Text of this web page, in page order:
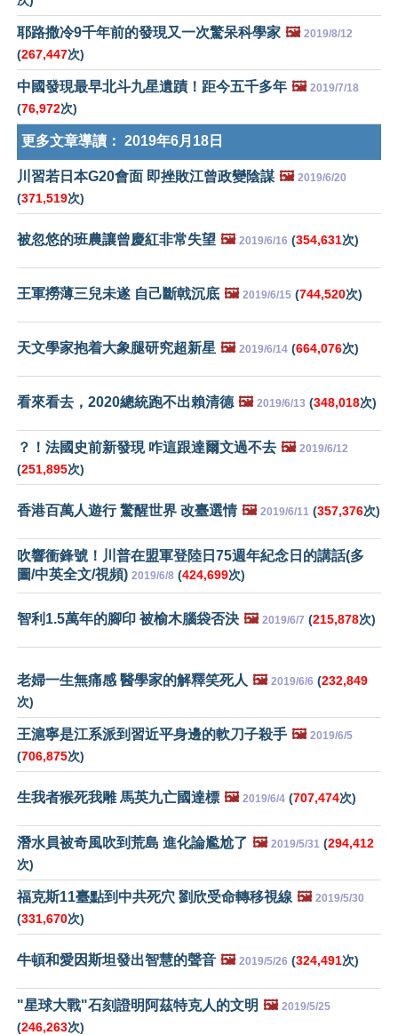
耶路撒冷9千年前的發現又一次驚呆科學家 🖼️ 2019/8/12
(267,447次)
中國發現最早北斗九星遺蹟！距今五千多年 🖼️ 2019/7/18
(76,972次)
更多文章導讀： 2019年6月18日
川習若日本G20會面 即挫敗江曾政變陰謀 🖼️ 2019/6/20
(371,519次)
被忽悠的班農讓曾慶紅非常失望 🖼️ 2019/6/16 (354,631次)
王軍撈薄三兒未遂 自己斷戟沉底 🖼️ 2019/6/15 (744,520次)
天文學家抱着大象腿研究超新星 🖼️ 2019/6/14 (664,076次)
看來看去，2020總統跑不出賴清德 🖼️ 2019/6/13 (348,018次)
？！法國史前新發現 咋這跟達爾文過不去 🖼️ 2019/6/12
(251,895次)
香港百萬人遊行 驚醒世界 改臺選情 🖼️ 2019/6/11 (357,376次)
吹響衝鋒號！川普在盟軍登陸日75週年紀念日的講話(多
圖/中英全文/視頻) 2019/6/8 (424,699次)
智利1.5萬年的腳印 被榆木腦袋否決 🖼️ 2019/6/7 (215,878次)
老婦一生無痛感 醫學家的解釋笑死人 🖼️ 2019/6/6 (232,849
次)
王滬寧是江系派到習近平身邊的軟刀子殺手 🖼️ 2019/6/5
(706,875次)
生我者猴死我雕 馬英九亡國達標 🖼️ 2019/6/4 (707,474次)
潛水員被奇風吹到荒島 進化論尷尬了 🖼️ 2019/5/31 (294,412
次)
福克斯11臺點到中共死穴 劉欣受命轉移視線 🖼️ 2019/5/30
(331,670次)
牛頓和愛因斯坦發出智慧的聲音 🖼️ 2019/5/26 (324,491次)
"星球大戰"石刻證明阿茲特克人的文明 🖼️ 2019/5/25
(246,263次)